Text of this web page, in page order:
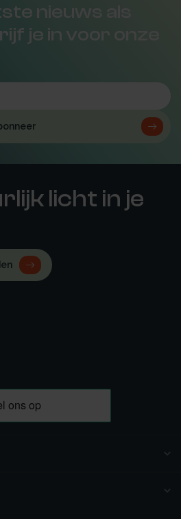
nieuws als
je in voor onze
licht in je